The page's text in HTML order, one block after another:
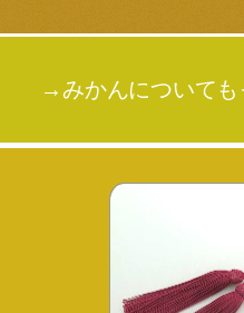
→みかんについて